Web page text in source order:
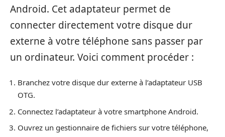
Android. Cet adaptateur permet de
connecter directement votre disque dur
externe à votre téléphone sans passer par
un ordinateur. Voici comment procéder :
Branchez votre disque dur externe à l’adaptateur USB
OTG.
Connectez l’adaptateur à votre smartphone Android.
Ouvrez un gestionnaire de fichiers sur votre téléphone,